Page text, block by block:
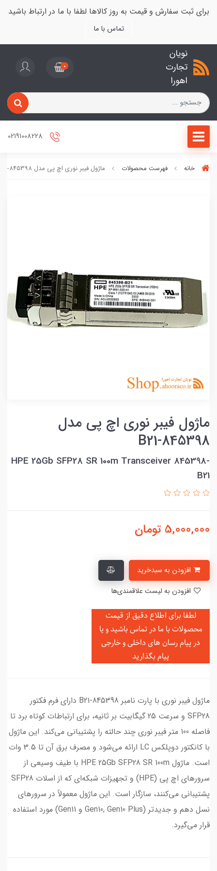
برای ثبت سفارش و قیمت به روز کالاها لطفا با ما در ارتباط باشید
تماس با ما
نویان
تجارت
اهورا
0
خانه فهرست محصولات ماژول فیبر نوری اچ پی مدل 845398-B21
ماژول فیبر نوری اچ پی مدل
845398-B21
HPE 25Gb SFP28 SR 100m Transceiver 845398-
B21
5,000,000 تومان
لطفا برای اطلاع دقیق از قیمت
محصولات با ما در تماس باشید و یا
در پیام رسان های داخلی و خارجی
پیام بگذارید
ماژول فیبر نوری با پارت نامبر 845398-B21 دارای فرم فکتور
SFP28 و سرعت 25 گیگابیت بر ثانیه، برای ارتباطات کوتاه‌ برد تا
فاصله 100 متر فیبر نوری چند حالته را پشتیبانی می‌کند. این ماژول
با کانکتور دوپلکس LC ارائه می‌شود و مصرف برق آن تا 3.5 وات
است. ماژول HPE 25Gb SFP28 SR 100m با طیف وسیعی از
سرورهای اچ پی (HPE) و تجهیزات شبکه‌ای که از اسلات SFP28
پشتیبانی می‌کنند، سازگار است. این ماژول معمولاً در سرورهای
نسل دهم و جدیدتر (Gen10, Gen10 Plus و Gen11) مورد استفاده
قرار می‌گیرد.